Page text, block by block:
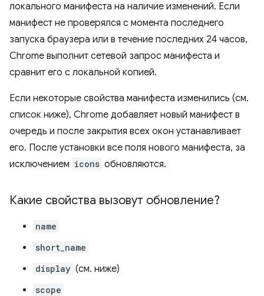
локального манифеста на наличие изменений. Если
манифест не проверялся с момента последнего
запуска браузера или в течение последних 24 часов,
Chrome выполнит сетевой запрос манифеста и
сравнит его с локальной копией.
Если некоторые свойства манифеста изменились (см.
список ниже), Chrome добавляет новый манифест в
очередь и после закрытия всех окон устанавливает
его. После установки все поля нового манифеста, за
исключением icons обновляются.
Какие свойства вызовут обновление?
name
short_name
display (см. ниже)
scope